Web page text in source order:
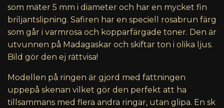
som mäter 5 mm i diameter och har en mycket fin
briljantslipning. Safiren har en speciell rosabrun färg
som går i varmrosa och kopparfärgade toner. Den är
utvunnen på Madagaskar och skiftar ton i olika ljus.
Bild gör den ej rättvisa!
Modellen på ringen är gjord med fattningen
uppepå skenan vilket gör den perfekt att ha
tillsammans med flera andra ringar, utan glipa. En sk